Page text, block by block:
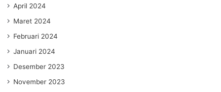
April 2024
Maret 2024
Februari 2024
Januari 2024
Desember 2023
November 2023